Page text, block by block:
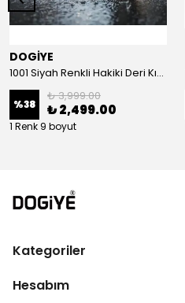
DOGİYE
1001 Siyah Renkli Hakiki Deri Kışlık Bot
%38
₺ 3,999.00
₺ 2,499.00
1 Renk 9 boyut
Kategoriler
Hesabım